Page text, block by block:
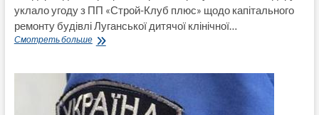
уклало угоду з ПП «Строй-Клуб плюс» щодо капітального
ремонту будівлі Луганської дитячої клінічної…
Смотреть большеОточення
отримало
29
мільйонів